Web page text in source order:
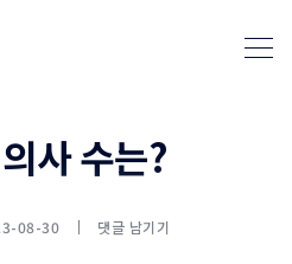
사 수는?
08-30 댓글 남기기